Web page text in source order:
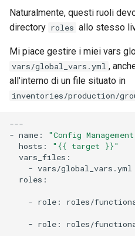
Naturalmente, questi ruoli
directory roles allo stesso
Mi piace gestire i miei vars
vars/global_vars.yml ,
all'interno di un file situato in
inventories/production/
---
- name:
"Config
hosts:
"{{ target }}"
-
roles:
- role: roles/
- role: